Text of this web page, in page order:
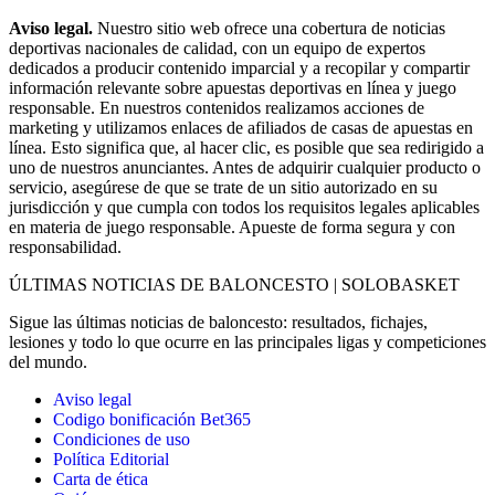
Aviso legal. Nuestro sitio web ofrece una cobertura de noticias
deportivas nacionales de calidad, con un equipo de expertos
dedicados a producir contenido imparcial y a recopilar y compartir
información relevante sobre apuestas deportivas en línea y juego
responsable. En nuestros contenidos realizamos acciones de
marketing y utilizamos enlaces de afiliados de casas de apuestas en
línea. Esto significa que, al hacer clic, es posible que sea redirigido a
uno de nuestros anunciantes. Antes de adquirir cualquier producto o
servicio, asegúrese de que se trate de un sitio autorizado en su
jurisdicción y que cumpla con todos los requisitos legales aplicables
en materia de juego responsable. Apueste de forma segura y con
responsabilidad.
ÚLTIMAS NOTICIAS DE BALONCESTO | SOLOBASKET
Sigue las últimas noticias de baloncesto: resultados, fichajes,
lesiones y todo lo que ocurre en las principales ligas y competiciones
del mundo.
Aviso legal
Codigo bonificación Bet365
Condiciones de uso
Política Editorial
Carta de ética